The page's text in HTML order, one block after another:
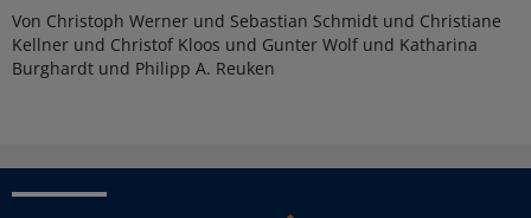
Von Christoph Werner und Sebastian Schmidt und Christiane
Kellner und Christof Kloos und Gunter Wolf und Katharina
Burghardt und Philipp A. Reuken